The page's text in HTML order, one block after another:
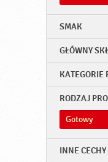
SMAK
GŁÓWNY
KATEGORIE
RODZAJ
Gotowy
INNE CECHY